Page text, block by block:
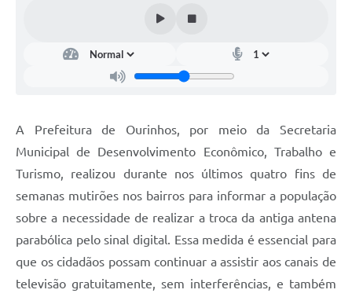
A Prefeitura de Ourinhos, por meio da Secretaria
Municipal de Desenvolvimento Econômico, Trabalho e
Turismo, realizou durante nos últimos quatro fins de
semanas mutirões nos bairros para informar a população
sobre a necessidade de realizar a troca da antiga antena
parabólica pelo sinal digital. Essa medida é essencial para
que os cidadãos possam continuar a assistir aos canais de
televisão gratuitamente, sem interferências, e também